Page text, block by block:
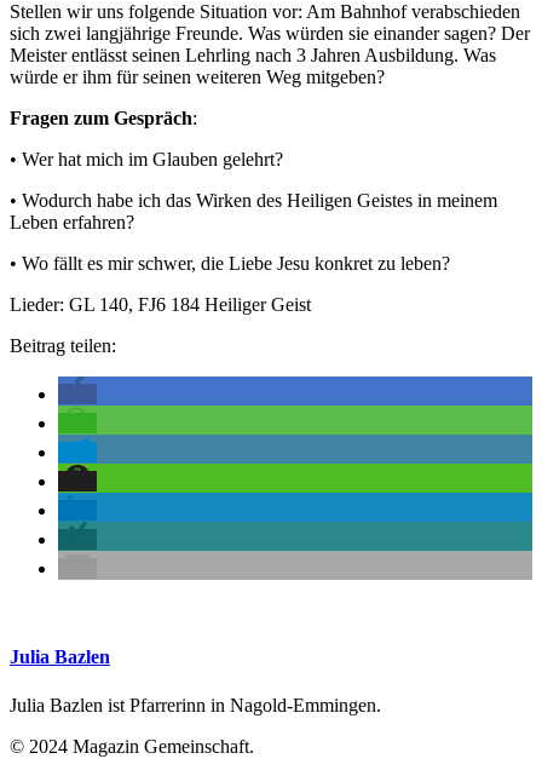
Stellen wir uns folgende Situation vor: Am Bahnhof verabschieden
sich zwei langjährige Freunde. Was würden sie einander sagen? Der
Meister entlässt seinen Lehrling nach 3 Jahren Ausbildung. Was
würde er ihm für seinen weiteren Weg mitgeben?
Fragen zum Gespräch:
• Wer hat mich im Glauben gelehrt?
• Wodurch habe ich das Wirken des Heiligen Geistes in meinem
Leben erfahren?
• Wo fällt es mir schwer, die Liebe Jesu konkret zu leben?
Lieder: GL 140, FJ6 184 Heiliger Geist
Beitrag teilen:
Julia Bazlen
Julia Bazlen ist Pfarrerinn in Nagold-Emmingen.
© 2024 Magazin Gemeinschaft.